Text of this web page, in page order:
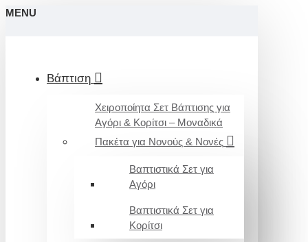
MENU
Βάπτιση
Χειροποίητα Σετ Βάπτισης για
Αγόρι & Κορίτσι – Μοναδικά
Πακέτα για Νονούς & Νονές
Βαπτιστικά Σετ για
Αγόρι
Βαπτιστικά Σετ για
Κορίτσι